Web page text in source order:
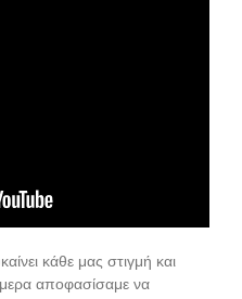
κάθε μας στιγμή και
αποφασίσαμε να